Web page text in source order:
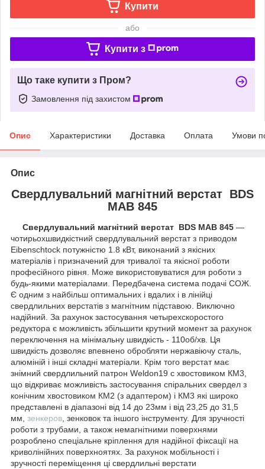
Купити
або
Купити з
Що таке купити з Пром?
Замовлення під захистом
Опис Характеристики Доставка Оплата Умови
Опис
Свердлувальний магнітний верстат BDS
MAB 845
Свердлувальний магнітний верстат BDS MAB 845 ―
чотирьохшвидкістний свердлувальний верстат з приводом
Eibenschtock потужністю 1.8 кВт, виконаний з якісних
матеріалів і призначений для тривалої та якісної роботи
професійного рівня. Може використовуватися для роботи з
будь-якими матеріалами. Передбачена система подачі СОЖ.
Є одним з найбільш оптимальних і вдалих і в лінійці
свердлильних верстатів з магнітним підставою. Виключно
надійний. За рахунок застосування четырехскоростого
редуктора є можливість збільшити крутний момент за рахунок
переключення на мінімальну швидкість - 110об/хв. Ця
швидкість дозволяє впевнено обробляти нержавіючу сталь,
алюміній і інші складні матеріали. Крім того верстат має
знімний свердлильний патрон Weldon19 c хвостовиком КМ3,
що відкриває можливість застосування спіральних свердел з
конічним хвостовиком КМ2 (з адаптером) і КМ3 які широко
представлені в діапазоні від 14 до 23мм і від 23,25 до 31,5
мм, зенкеров, зенковок та іншого інструменту. Для зручності
роботи з трубами, а також немагнітними поверхнями
розроблено спеціальне кріплення для надійної фіксації на
криволінійних поверхноятях. За рахунок мобільності і
зручності переміщення ці свердлильні верстати